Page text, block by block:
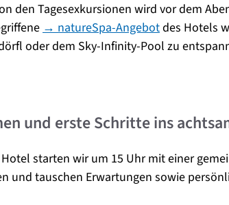
den Tagesexkursionen wird vor dem
→ natureSpa-Angebotdes Hotels
oder dem Sky-Infinity-Pool zu
und erste Schritte ins
starten wir um 15 Uhr mit einer
und tauschen Erwartungen sowie